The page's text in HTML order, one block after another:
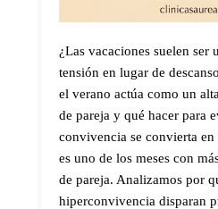
¿Las vacaciones suelen ser
tensión en lugar de
el verano actúa como un
de pareja y qué hacer para
convivencia se convierta en
es uno de los meses con
de pareja. Analizamos por
hiperconvivencia disparan